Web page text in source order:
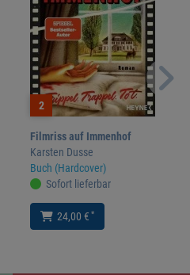
2
Filmriss auf Immenhof
Karsten Dusse
Buch (Hardcover)
Sofort lieferbar
24,00 € *